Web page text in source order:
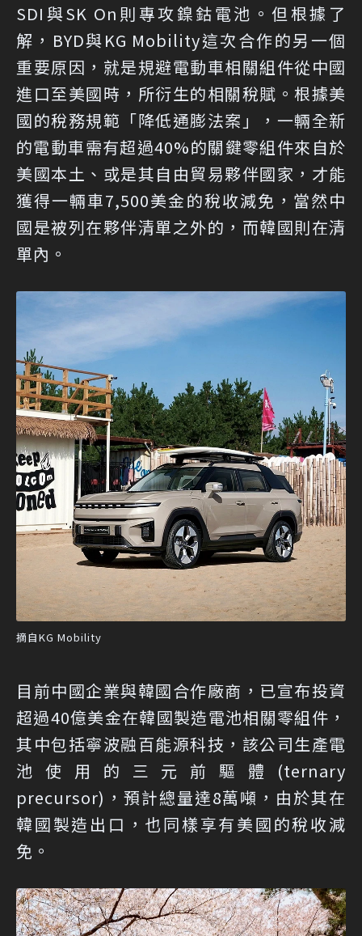
SDI與SK On則專攻鎳鈷電池。但根據了
解，BYD與KG Mobility這次合作的另一個
重要原因，就是規避電動車相關組件從中國
進口至美國時，所衍生的相關稅賦。根據美
國的稅務規範「降低通膨法案」，一輛全新
的電動車需有超過40%的關鍵零組件來自於
美國本土、或是其自由貿易夥伴國家，才能
獲得一輛車7,500美金的稅收減免，當然中
國是被列在夥伴清單之外的，而韓國則在清
單內。
摘自KG Mobility
目前中國企業與韓國合作廠商，已宣布投資
超過40億美金在韓國製造電池相關零組件，
其中包括寧波融百能源科技，該公司生產電
池使用的三元前驅體(ternary
precursor)，預計總量達8萬噸，由於其在
韓國製造出口，也同樣享有美國的稅收減
免。